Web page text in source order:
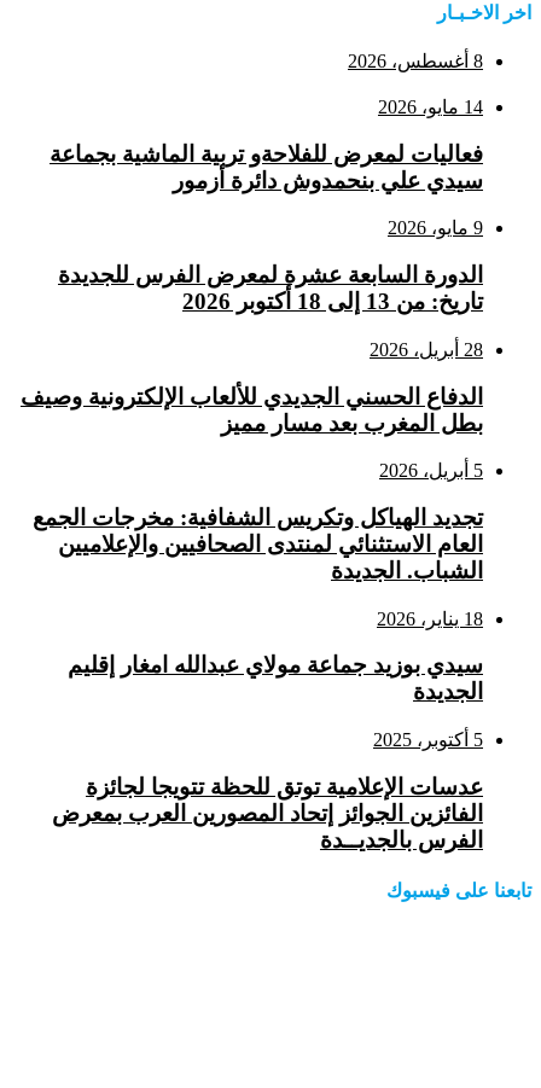
اخر الاخـبـار
8 أغسطس، 2026
14 مايو، 2026
فعاليات لمعرض للفلاحةو تربية الماشية بجماعة
سيدي علي بنحمدوش دائرة أزمور
9 مايو، 2026
الدورة السابعة عشرة لمعرض الفرس للجديدة
تاريخ: من 13 إلى 18 أكتوبر 2026
28 أبريل، 2026
الدفاع الحسني الجديدي للألعاب الإلكترونية وصيف
بطل المغرب بعد مسار مميز
5 أبريل، 2026
تجديد الهياكل وتكريس الشفافية: مخرجات الجمع
العام الاستثنائي لمنتدى الصحافيين والإعلاميين
الشباب. الجديدة
18 يناير، 2026
سيدي بوزيد جماعة مولاي عبدالله امغار إقليم
الجديدة
5 أكتوبر، 2025
عدسات الإعلامية توتق للحظة تتويجا لجائزة
الفائزين الجوائز إتحاد المصورين العرب بمعرض
الفرس بالجديــدة
تابعنا على فيسبوك